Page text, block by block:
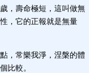
，壽命極短，這叫做無
，它的正報就是無量
，常樂我淨，涅槃的體
比較。